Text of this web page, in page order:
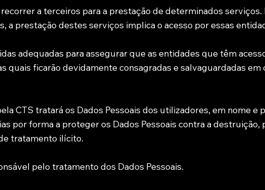
a terceiros para a prestação de determinados
a prestação destes serviços implica o acesso por essas
adequadas para assegurar que as entidades que têm
quais ficarão devidamente consagradas e salvaguardadas
CTS tratará os Dados Pessoais dos utilizadores, em nome e
por forma a proteger os Dados Pessoais contra a destruição,
tratamento ilícito.
pelo tratamento dos Dados Pessoais.